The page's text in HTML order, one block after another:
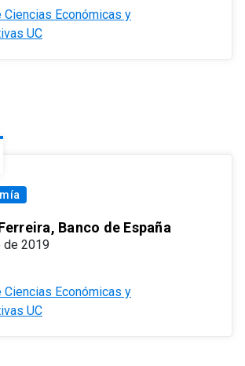
Ciencias Económicas y
UC
Banco de España
de 2019
Ciencias Económicas y
UC